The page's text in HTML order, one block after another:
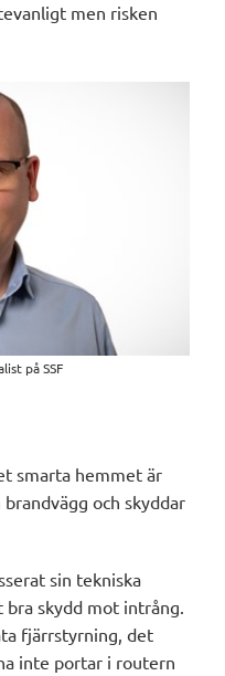
men risken
på SSF
smarta hemmet är
och skyddar
sin tekniska
skydd mot intrång.
fjärrstyrning, det
inte portar i routern